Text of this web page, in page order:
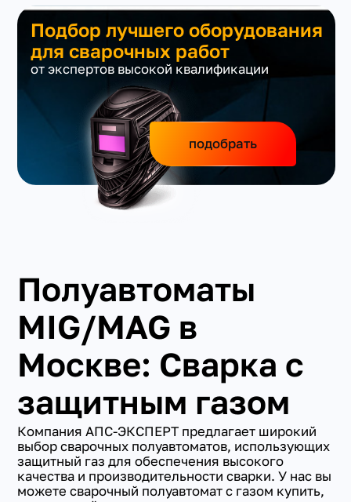
Подбор лучшего оборудования
для сварочных работ
от экспертов высокой квалификации
подобрать
Полуавтоматы
MIG/MAG в
Москве: Сварка с
защитным газом
Компания АПС-ЭКСПЕРТ предлагает широкий
выбор сварочных полуавтоматов, использующих
защитный газ для обеспечения высокого
качества и производительности сварки. У нас вы
можете сварочный полуавтомат с газом купить,